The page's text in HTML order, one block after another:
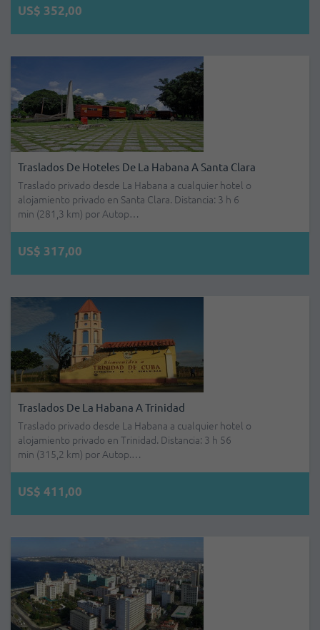
US$ 352,00
Traslados De Hoteles De La Habana A Santa Clara
Traslado privado desde La Habana a cualquier hotel o
alojamiento privado en Santa Clara. Distancia: 3 h 6
min (281,3 km) por Autop…
US$ 317,00
Traslados De La Habana A Trinidad
Traslado privado desde La Habana a cualquier hotel o
alojamiento privado en Trinidad. Distancia: 3 h 56
min (315,2 km) por Autop.…
US$ 411,00